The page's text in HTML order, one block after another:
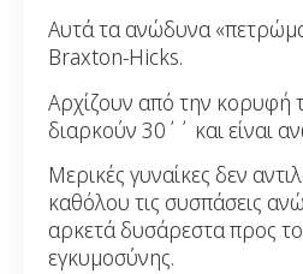
Αυτά τα ανώδυνα
Braxton-Hicks.
Αρχίζουν από την κορυφή
διαρκούν 30΄΄ και είναι
Μερικές γυναίκες δεν
καθόλου τις συσπάσεις
αρκετά δυσάρεστα προς το
εγκυμοσύνης.